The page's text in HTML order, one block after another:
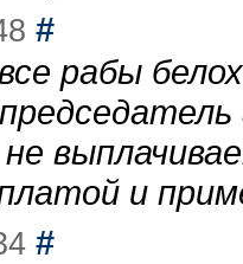
#
рабы
и
#